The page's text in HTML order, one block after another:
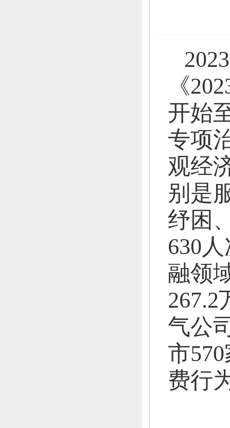
《
开始
专项
观经
别是
纾困
630
融领
267.2
气公
市
费行